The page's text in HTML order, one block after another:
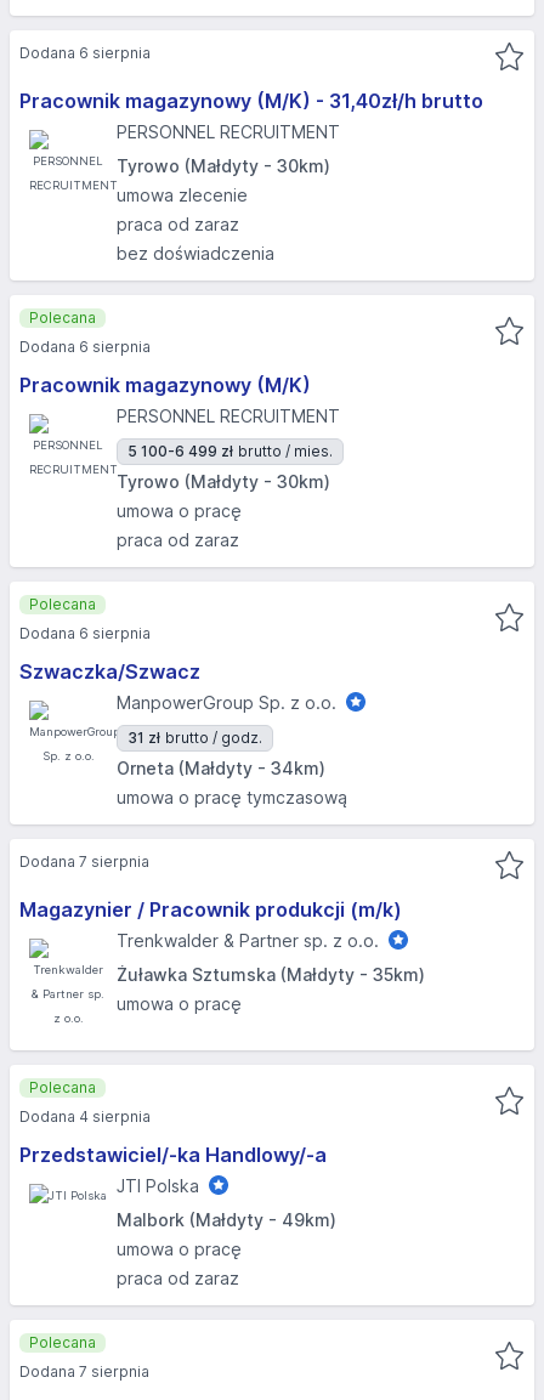
Pracownik magazynowy (M/K) - 31,40zł/h brutto
PERSONNEL RECRUITMENT
Tyrowo (Małdyty - 30km)
umowa zlecenie
praca od zaraz
bez doświadczenia
Dodana 6 sierpnia
Pracownik magazynowy (M/K)
PERSONNEL RECRUITMENT
5 100-6 499 zł brutto / mies.
Tyrowo (Małdyty - 30km)
umowa o pracę
praca od zaraz
Polecana
Dodana 6 sierpnia
Szwaczka/Szwacz
ManpowerGroup Sp. z o.o.
31 zł brutto / godz.
Orneta (Małdyty - 34km)
umowa o pracę tymczasową
Polecana
Dodana 6 sierpnia
Magazynier / Pracownik produkcji (m/k)
Trenkwalder & Partner sp. z o.o.
Żuławka Sztumska (Małdyty - 35km)
umowa o pracę
Dodana 7 sierpnia
Przedstawiciel/-ka Handlowy/-a
JTI Polska
Malbork (Małdyty - 49km)
umowa o pracę
praca od zaraz
Polecana
Dodana 4 sierpnia
Polecana
Dodana 7 sierpnia